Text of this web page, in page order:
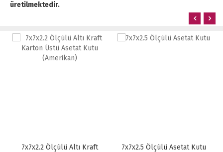
üretilmektedir.
7x7x2.2 Ölçülü Altı Kraft
7x7x2.5 Ölçülü Asetat Kutu